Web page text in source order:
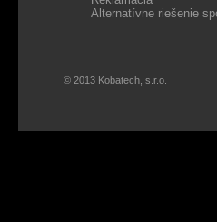
Alternatívne riešenie
© 2013 Kobatech, s.r.o.